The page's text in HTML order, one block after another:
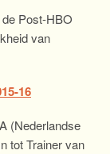
Post-HBO
van
16
(Nederlandse
tot Trainer van